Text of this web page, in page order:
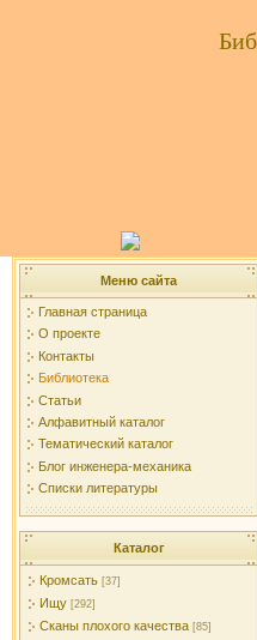
Меню сайта
Главная страница
О проекте
Контакты
Библиотека
Статьи
Алфавитный каталог
Тематический каталог
Блог инженера-механика
Списки литературы
Каталог
Кромсать [37]
Ищу [292]
Сканы плохого качества [85]